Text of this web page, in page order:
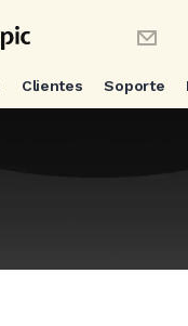
Clientes Soporte